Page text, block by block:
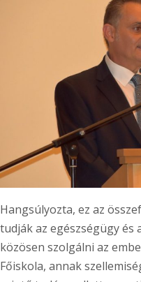
Hangsúlyozta, ez az
tudják az egészségügy és
közösen szolgálni az
Főiskola, annak